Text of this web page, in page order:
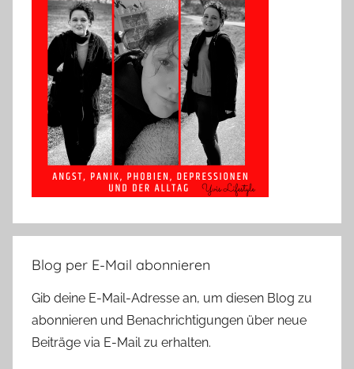
Blog per E-Mail abonnieren
Gib deine E-Mail-Adresse an, um diesen Blog zu
abonnieren und Benachrichtigungen über neue
Beiträge via E-Mail zu erhalten.